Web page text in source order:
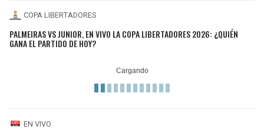
COPA LIBERTADORES
PALMEIRAS VS JUNIOR, EN VIVO LA COPA LIBERTADORES 2026: ¿QUIÉN
GANA EL PARTIDO DE HOY?
EN VIVO